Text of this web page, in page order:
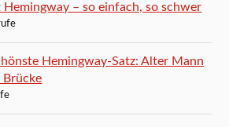
Hemingway – so einfach, so schwer
Hemingway-Satz: Alter Mann
Brücke